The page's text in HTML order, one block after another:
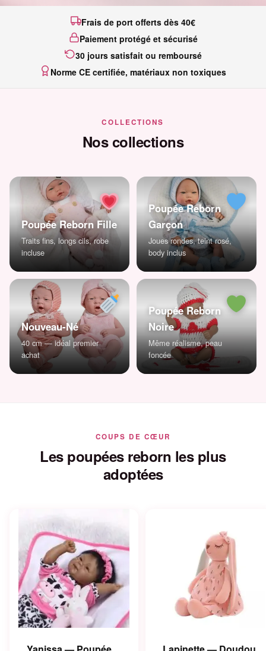
Frais de port offerts dès 40€
Paiement protégé et sécurisé
30 jours satisfait ou remboursé
Norme CE certifiée, matériaux non toxiques
COLLECTIONS
Nos collections
Poupée Reborn Fille
Traits fins, longs cils, robe
incluse
Poupée Reborn
Garçon
Joues rondes, teint rosé,
body inclus
Nouveau-Né
40 cm — idéal premier
achat
Poupée Reborn
Noire
Même réalisme, peau
foncée
COUPS DE CŒUR
Les poupées reborn les plus
adoptées